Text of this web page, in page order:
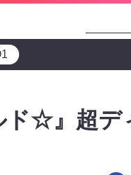
ド☆』超デ